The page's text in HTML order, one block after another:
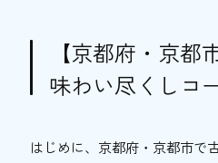
【兵庫県・宝塚市】女
喫コース
宝塚ホテルで豪華ラ
タカラジェンヌに
【京都府・京
味わい尽くしコ
はじめに、京都府・京都市で